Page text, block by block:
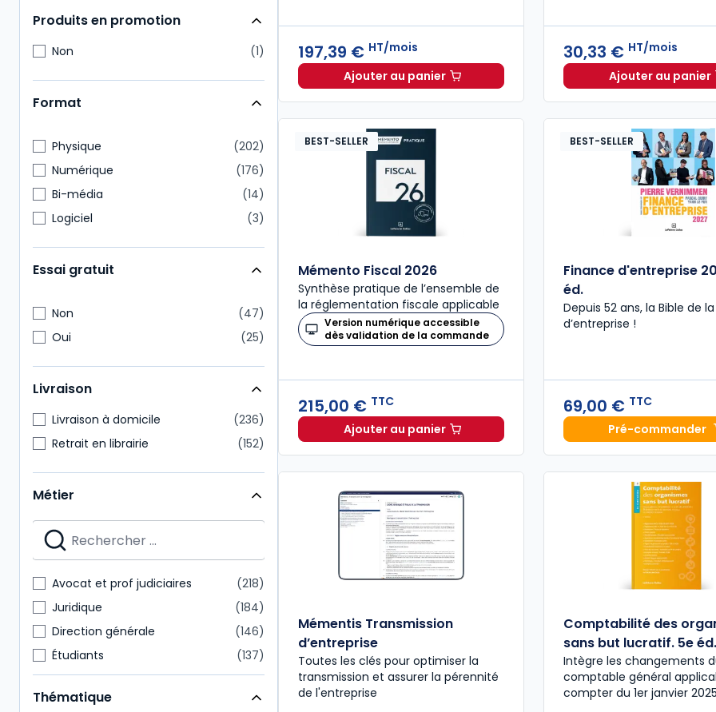
Produits en promotion
Non 1
Format
Physique
202
Numérique
176
Bi-média
14
Logiciel
3
Essai gratuit
Non
47
Oui
25
Livraison
Livraison à domicile
236
Retrait en librairie
152
Métier
Avocat et prof judiciaires
218
Juridique
184
Direction générale
146
Étudiants
137
Enseignants
134
Expert-comptable
125
Thématique
197,39 € HT/mois
Ajouter au panierELnet Difficultés des entreprises à 197,39 € HT/mois
30,33 € HT/mois
Ajouter au panier
BEST-SELLER
Mémento Fiscal 2026
Synthèse pratique de l’ensemble de
la réglementation fiscale applicable
Version numérique accessible
dès validation de la commande
215,00 € TTC
Ajouter au panierMémento Fiscal 2026 à 215,00 € TTC
BEST-SELLER
Finance d'entreprise
éd.
Depuis 52 ans, la Bible de
d’entreprise​ !
69,00 € TTC
Pré-commander
Finance
Mémentis Transmission
d’entreprise
Toutes les clés pour optimiser la
transmission et assurer la pérennité
de l'entreprise
Comptabilité des
sans but lucratif. 5e éd.
Intègre les changements
comptable général
compter du 1er janvier